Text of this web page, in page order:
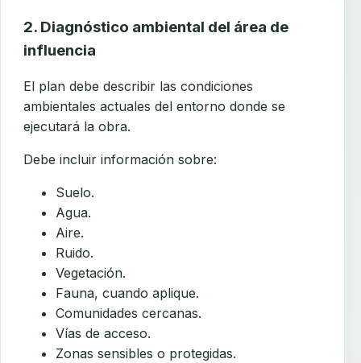
2. Diagnóstico ambiental del área de
influencia
El plan debe describir las condiciones
ambientales actuales del entorno donde se
ejecutará la obra.
Debe incluir información sobre:
Suelo.
Agua.
Aire.
Ruido.
Vegetación.
Fauna, cuando aplique.
Comunidades cercanas.
Vías de acceso.
Zonas sensibles o protegidas.